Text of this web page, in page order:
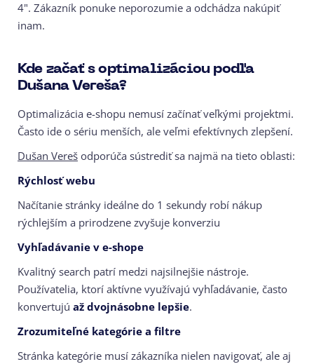
4". Zákazník ponuke neporozumie a odchádza nakúpiť
inam.
Kde začať s optimalizáciou podľa
Dušana Vereša?
Optimalizácia e-shopu nemusí začínať veľkými projektmi.
Často ide o sériu menších, ale veľmi efektívnych zlepšení.
Dušan Vereš odporúča sústrediť sa najmä na tieto oblasti:
Rýchlosť webu
Načítanie stránky ideálne do 1 sekundy robí nákup
rýchlejším a prirodzene zvyšuje konverziu
Vyhľadávanie v e-shope
Kvalitný search patrí medzi najsilnejšie nástroje.
Používatelia, ktorí aktívne využívajú vyhľadávanie, často
konvertujú až dvojnásobne lepšie.
Zrozumiteľné kategórie a filtre
Stránka kategórie musí zákazníka nielen navigovať, ale aj